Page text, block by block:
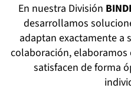
En nuestra División
desarrollamos
adaptan exactamente a
colaboración,
satisfacen de forma